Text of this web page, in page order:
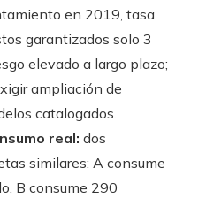
en 2019, tasa
garantizados solo 3
elevado a largo plazo;
ampliación de
catalogados.
real: dos
similares: A consume
B consume 290